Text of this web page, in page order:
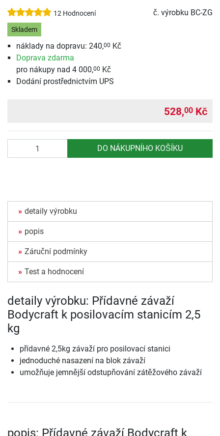
12 Hodnocení č. výrobku BC-ZG
Skladem
náklady na dopravu: 240,00 Kč
Doprava zdarma
pro nákupy nad 4 000,00 Kč
Dodání prostřednictvím UPS
528,00 Kč
DO NÁKUPNÍHO KOŠÍKU
detaily výrobku
popis
Záruční podmínky
Test a hodnocení
detaily výrobku: Přídavné závaží
Bodycraft k posilovacím stanicím 2,5
kg
přídavné 2,5kg závaží pro posilovací stanici
jednoduché nasazení na blok závaží
umožňuje jemnější odstupňování zátěžového závaží
popis: Přídavné závaží Bodycraft k